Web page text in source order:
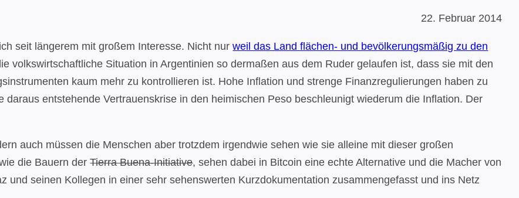
22. Februar 2014
seit längerem mit großem Interesse. Nicht nurweil das Land flächen- und bevölkerungsmäßig zu den
volkswirtschaftliche Situation in Argentinien so dermaßen aus dem Ruder gelaufen ist, dass sie mit den
kaum mehr zu kontrollieren ist. Hohe Inflation und strenge Finanzregulierungen haben zu
entstehende Vertrauenskrise in den heimischen Peso beschleunigt wiederum die Inflation. Der
auch müssen die Menschen aber trotzdem irgendwie sehen wie sie alleine mit dieser großen
die Bauern derTierra Buena-Initiative, sehen dabei in Bitcoin eine echte Alternative und die Macher von
und seinen Kollegen in einer sehr sehenswerten Kurzdokumentation zusammengefasst und ins Netz